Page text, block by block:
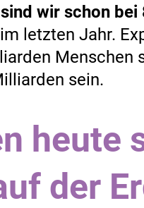
wir schon
letzten Jahr.
Menschen
sein.
heute
der